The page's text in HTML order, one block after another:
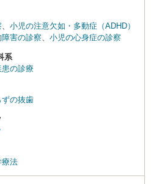
小児の注意欠如・多動症（ADHD）
障害の診察 小児の心身症の診察
系
の診療
ずの抜歯
療法